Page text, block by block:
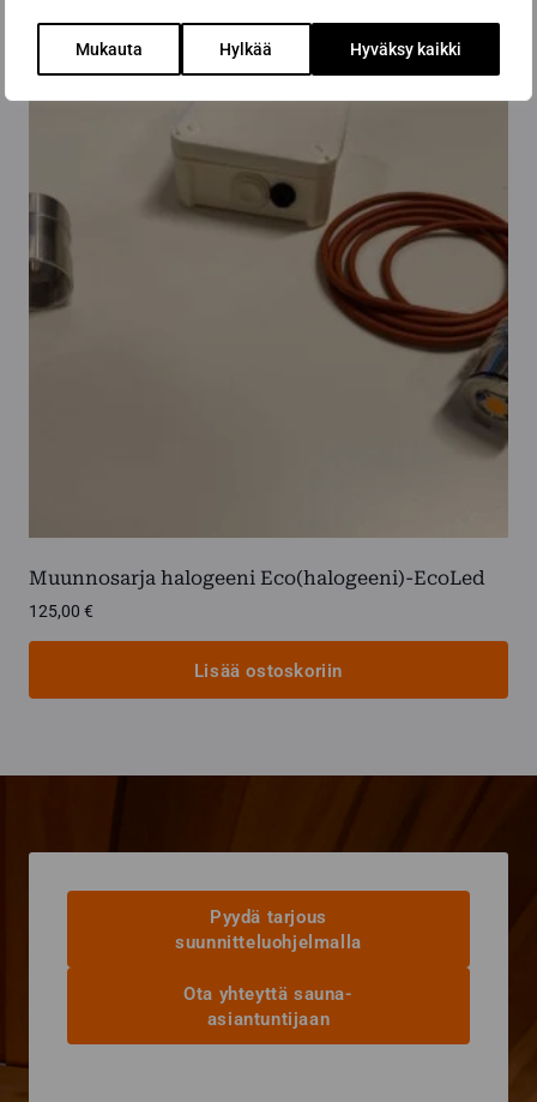
Mukauta Hylkää Hyväksy kaikki
Muunnosarja halogeeni Eco(halogeeni)-EcoLed
125,00 €
Lisää ostoskoriin
Pyydä tarjous
suunnitteluohjelmalla
Ota yhteyttä sauna-
asiantuntijaan